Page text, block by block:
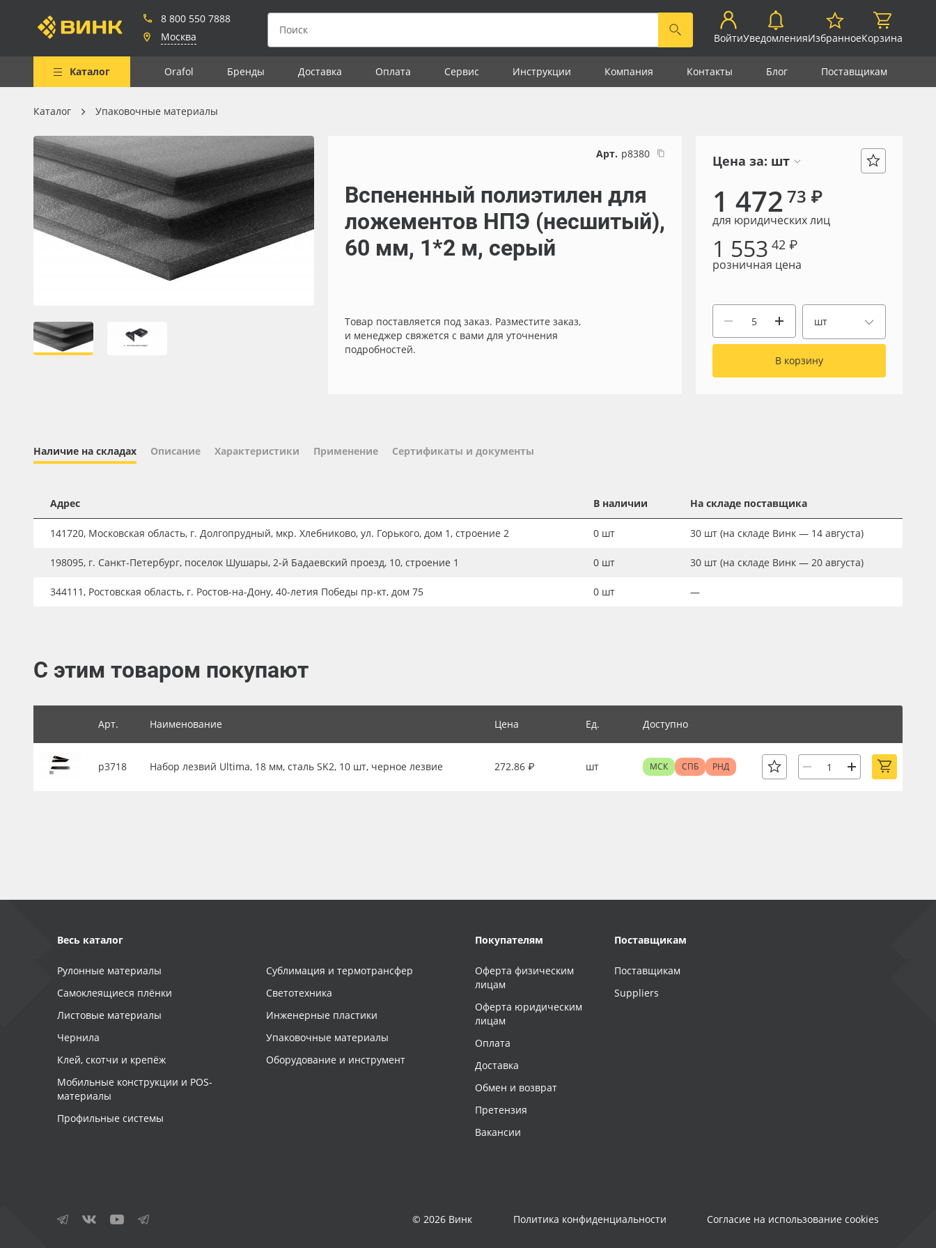
8 800 550 7888
Москва
ВойтиУведомленияИзбранноеКорзина
Каталог Orafol Бренды Доставка Оплата Сервис Инструкции Компания Контакты Блог Поставщикам
Весь каталог
Рулонные материалы
Самоклеящиеся плёнки
Листовые материалы
Чернила
Клей, скотчи и крепёж
Мобильные конструкции и
Сублимация и термотрансфер
Новинки ассортимента
Плёнка монтажная Oratape
ПЭТ листовой
ПЭТ бэклит
Заготовки для сувениров
Каталог Упаковочные материалы
Арт. р8380
Вспененный полиэтилен для
ложементов НПЭ (несшитый),
60 мм, 1*2 м, серый
Товар поставляется под заказ. Разместите заказ,
и менеджер свяжется с вами для уточнения
подробностей.
Цена за: шт
1 472 73 ₽
для юридических лиц
1 553 42 ₽
розничная цена
шт
В корзину
Наличие на складах Описание Характеристики Применение Сертификаты и документы
Адрес В наличии На складе поставщика
141720, Московская область, г. Долгопрудный, мкр. Хлебниково, ул. Горького, дом 1, строение 2 0 шт 30 шт (на складе Винк — 14 августа)
198095, г. Санкт-Петербург, поселок Шушары, 2-й Бадаевский проезд, 10, строение 1 0 шт 30 шт (на складе Винк — 20 августа)
344111, Ростовская область, г. Ростов-на-Дону, 40-летия Победы пр-кт, дом 75 0 шт —
С этим товаром покупают
Арт. Наименование Цена Ед. Доступно
р3718 Набор лезвий Ultima, 18 мм, сталь SK2, 10 шт, черное лезвие 272.86 ₽ шт МСК СПБ РНД
Весь каталог
Рулонные материалы
Самоклеящиеся плёнки
Листовые материалы
Чернила
Клей, скотчи и крепёж
Мобильные конструкции и POS-
материалы
Профильные системы
Сублимация и термотрансфер
Светотехника
Инженерные пластики
Упаковочные материалы
Оборудование и инструмент
Покупателям
Оферта физическим
лицам
Оферта юридическим
лицам
Оплата
Доставка
Обмен и возврат
Претензия
Вакансии
Поставщикам
Поставщикам
Suppliers
© 2026 Винк Политика конфиденциальности Согласие на использование cookies